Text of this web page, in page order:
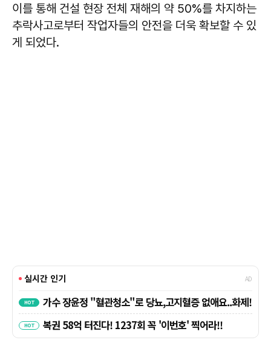
이를 통해 건설 현장 전체 재해의 약 50%를 차지하는
추락사고로부터 작업자들의 안전을 더욱 확보할 수 있
게 되었다.